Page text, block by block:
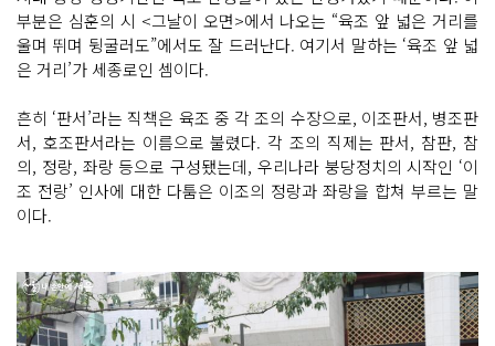
부분은 심훈의 시 <그날이 오면>에서 나오는 “육조 앞 넓은 거리를
울며 뛰며 뒹굴러도”에서도 잘 드러난다. 여기서 말하는 ‘육조 앞 넓
은 거리’가 세종로인 셈이다.
흔히 ‘판서’라는 직책은 육조 중 각 조의 수장으로, 이조판서, 병조판
서, 호조판서라는 이름으로 불렸다. 각 조의 직제는 판서, 참판, 참
의, 정랑, 좌랑 등으로 구성됐는데, 우리나라 붕당정치의 시작인 ‘이
조 전랑’ 인사에 대한 다툼은 이조의 정랑과 좌랑을 합쳐 부르는 말
이다.